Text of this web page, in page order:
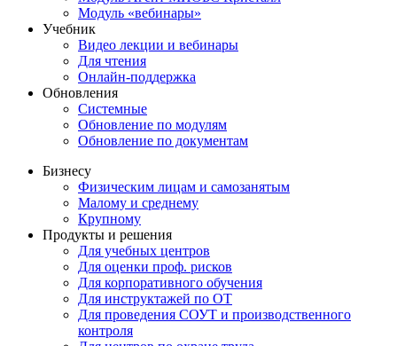
Модуль «вебинары»
Учебник
Видео лекции и вебинары
Для чтения
Онлайн-поддержка
Обновления
Системные
Обновление по модулям
Обновление по документам
Бизнесу
Физическим лицам и самозанятым
Малому и среднему
Крупному
Продукты и решения
Для учебных центров
Для оценки проф. рисков
Для корпоративного обучения
Для инструктажей по ОТ
Для проведения СОУТ и производственного
контроля